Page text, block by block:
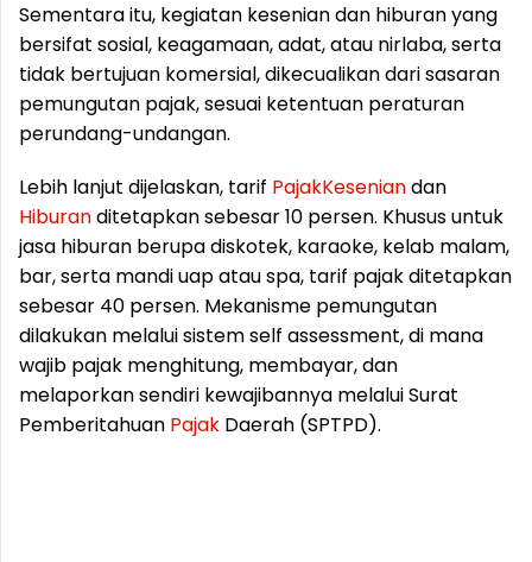
Sementara itu, kegiatan kesenian dan hiburan yang
bersifat sosial, keagamaan, adat, atau nirlaba, serta
tidak bertujuan komersial, dikecualikan dari sasaran
pemungutan pajak, sesuai ketentuan peraturan
perundang-undangan.
Lebih lanjut dijelaskan, tarif PajakKeseniandan
Hiburanditetapkan sebesar 10 persen. Khusus untuk
jasa hiburan berupa diskotek, karaoke, kelab malam,
bar, serta mandi uap atau spa, tarif pajak ditetapkan
sebesar 40 persen. Mekanisme pemungutan
dilakukan melalui sistem self assessment, di mana
wajib pajak menghitung, membayar, dan
melaporkan sendiri kewajibannya melalui Surat
Pemberitahuan Pajak Daerah (SPTPD).